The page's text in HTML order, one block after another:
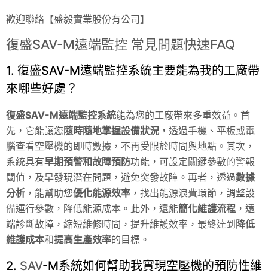
歡迎聯絡【盛毅實業股份有公司】
復盛SAV-M遠端監控 常見問題快速FAQ
1. 復盛SAV-M遠端監控系統主要能為我的工廠帶
來哪些好處？
復盛SAV-M遠端監控系統能為您的工廠帶來多重效益。首
先，它能讓您 隨時隨地掌握設備狀況 ，透過手機、平板或電
腦查看空壓機的即時數據，不再受限於時間與地點。其次，
系統具有早期預警和故障預防功能，可設定關鍵參數的警報
閾值，及早發現潛在問題，避免突發故障。再者，透過數據
分析 ，能幫助您優化能源效率 ，找出能源浪費環節，調整設
備運行參數，降低能源成本。此外，還能簡化維護流程 ，遠
端診斷故障，縮短維修時間，提升維護效率，最終達到 降低
維護成本和提高生產效率的目標。
2. SAV-M系統如何幫助我實現空壓機的預防性維